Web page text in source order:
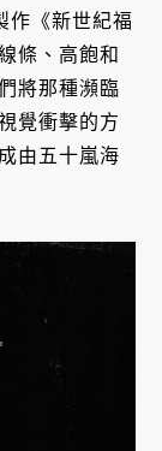
作《新世紀福
條、高飽和
將那種瀕臨
覺衝擊的方
由五十嵐海